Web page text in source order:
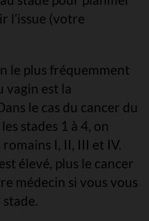
l’issue (votre
le plus fréquemment
vagin est la
le cas du cancer du
stades 1 à 4, on
I, II, III et IV.
élevé, plus le cancer
médecin si vous vous